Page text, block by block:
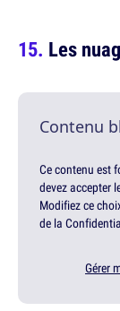
Les
Contenu
Ce contenu est
devez accepter
Modifiez ce
de la
Gérer